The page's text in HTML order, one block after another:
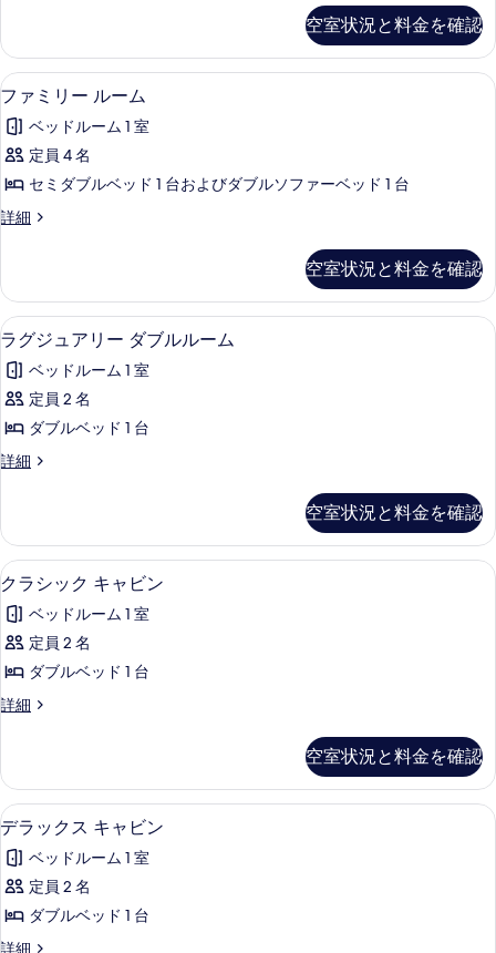
写
真
を
表
示
る
ブ
ル
ル
ー
ム
の
す
の
写
真
を
表
す
ー
ド
ダ
ル
ル
ム
の
詳
空室状況と料金を確認
フ
ァ
ミ
リ
ル
ム
の
す
べ
て
の
写
表
示
す
る
ファミリー ルーム | アイロン / アイ
1
ファミリー ルーム
ベッドルーム 1 室
定員 4 名
セミダブルベッド 1 台およびダブルソファーベッド 1 台
詳細
フ
ー
ル
ー
の
詳
空室状況と料金を確認
ラ
グ
ジ
ュ
リ
ダ
ブ
ル
ル
ー
ム
の
て
の
写
真
を
ラグジュアリー ダブルルーム | アイ
4
ラグジュアリー ダブルルーム
ベッドルーム 1 室
定員 2 名
ダブルベッド 1 台
詳細
ラ
ア
リ
ー
ブ
ル
ー
ム
の
空室状況と料金を確認
ク
ラ
シ
ッ
キ
ビ
ン
の
す
べ
て
の
クラシック キャビン | アイロン / ア
2
クラシック キャビン
ベッドルーム 1 室
定員 2 名
ダブルベッド 1 台
詳細
ク
ク
キ
ャ
ン
の
細
空室状況と料金を確認
デ
ラ
ッ
ク
デラックス キャビン | アイロン / ア
2
デラックス キャビン
ベッドルーム 1 室
定員 2 名
ダブルベッド 1 台
詳細
デ